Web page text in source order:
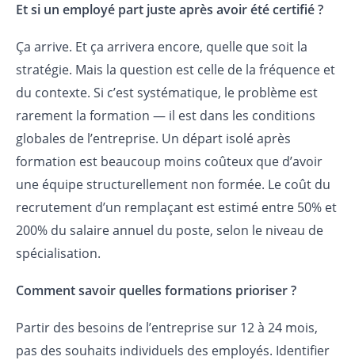
Et si un employé part juste après avoir été certifié ?
Ça arrive. Et ça arrivera encore, quelle que soit la
stratégie. Mais la question est celle de la fréquence et
du contexte. Si c’est systématique, le problème est
rarement la formation — il est dans les conditions
globales de l’entreprise. Un départ isolé après
formation est beaucoup moins coûteux que d’avoir
une équipe structurellement non formée. Le coût du
recrutement d’un remplaçant est estimé entre 50% et
200% du salaire annuel du poste, selon le niveau de
spécialisation.
Comment savoir quelles formations prioriser ?
Partir des besoins de l’entreprise sur 12 à 24 mois,
pas des souhaits individuels des employés. Identifier